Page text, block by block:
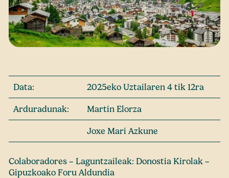
Data: 2025eko Uztailaren 4 tik 12ra
Arduradunak: Martin Elorza
Joxe Mari Azkune
Colaboradores – Laguntzaileak: Donostia Kirolak –
Gipuzkoako Foru Aldundia